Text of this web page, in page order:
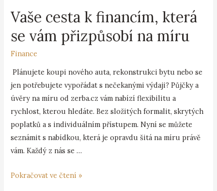
Vaše cesta k financím, která
se vám přizpůsobí na míru
Finance
Plánujete koupi nového auta, rekonstrukci bytu nebo se
jen potřebujete vypořádat s nečekanými výdaji? Půjčky a
úvěry na míru od zerba.cz vám nabízí flexibilitu a
rychlost, kterou hledáte. Bez složitých formalit, skrytých
poplatků a s individuálním přístupem. Nyní se můžete
seznámit s nabídkou, která je opravdu šitá na míru právě
vám. Každý z nás se …
Pokračovat ve čtení »